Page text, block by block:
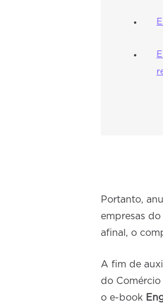
Portanto,
empresas
afinal, o
A fim de
do Comércio
o e-book